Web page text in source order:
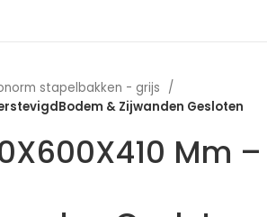
stapelbakken - grijs
& Zijwanden Gesloten
Mm –